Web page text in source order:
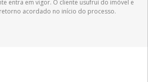
entra em vigor. O cliente usufrui do imóvel e
acordado no início do processo.